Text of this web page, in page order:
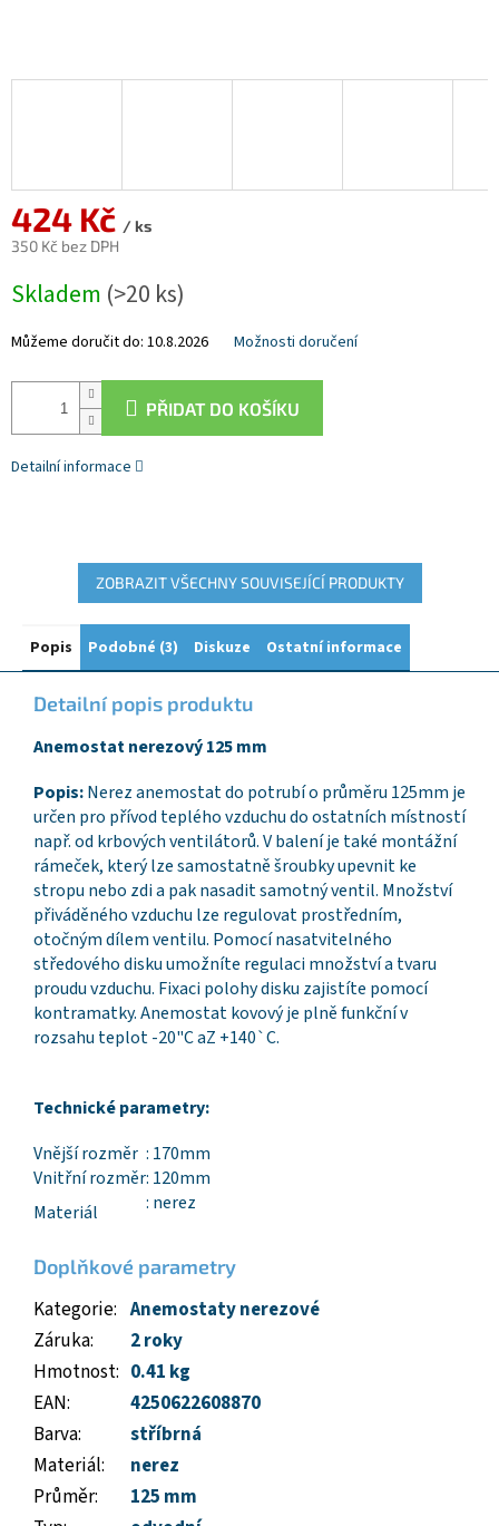
424 Kč / ks
350 Kč bez DPH
cena:
Skladem (>20 ks)
Můžeme doručit do: 10.8.2026 Možnosti doručení
PŘIDAT DO KOŠÍKU
Detailní informace
ZOBRAZIT VŠECHNY SOUVISEJÍCÍ PRODUKTY
Popis Podobné (3) Diskuze Ostatní informace
Detailní popis produktu
Anemostat nerezový 125 mm
Popis:Nerez anemostat do potrubí o průměru 125mm je
určen pro přívod teplého vzduchu do ostatních místností
např. od krbových ventilátorů. V balení je také montážní
rámeček, který lze samostatně šroubky upevnit ke
stropu nebo zdi a pak nasadit samotný ventil. Množství
přiváděného vzduchu lze regulovat prostředním,
otočným dílem ventilu. Pomocí nasatvitelného
středového disku umožníte regulaci množství a tvaru
proudu vzduchu. Fixaci polohy disku zajistíte pomocí
kontramatky. Anemostat kovový je plně funkční v
rozsahu teplot -20"C aZ +140`C.
Technické parametry:
Vnější rozměr : 170mm
Vnitřní rozměr: 120mm
Materiál
: nerez
Doplňkové parametry
Kategorie: Anemostaty nerezové
Záruka:
2 roky
Hmotnost: 0.41 kg
EAN:
4250622608870
Barva:
stříbrná
Materiál:
nerez
Průměr:
125 mm